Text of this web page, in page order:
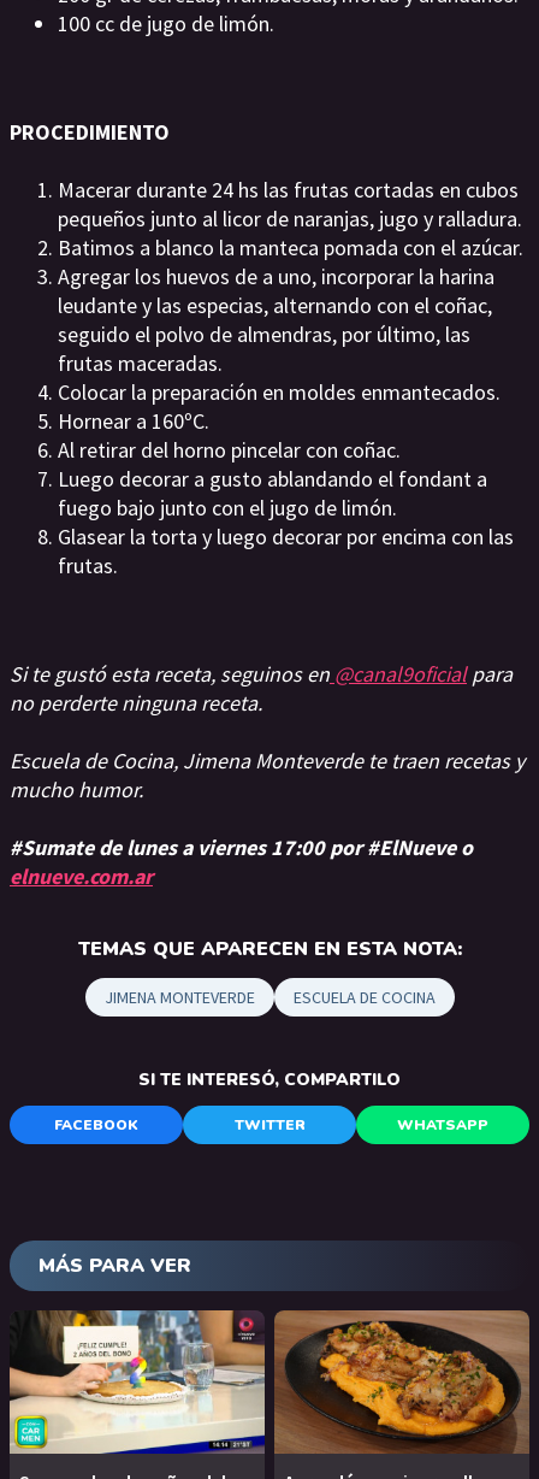
100 cc de jugo de limón.
PROCEDIMIENTO
Macerar durante 24 hs las frutas cortadas en cubos
pequeños junto al licor de naranjas, jugo y ralladura.
Batimos a blanco la manteca pomada con el azúcar.
Agregar los huevos de a uno, incorporar la harina
leudante y las especias, alternando con el coñac,
seguido el polvo de almendras, por último, las
frutas maceradas.
Colocar la preparación en moldes enmantecados.
Hornear a 160ºC.
Al retirar del horno pincelar con coñac.
Luego decorar a gusto ablandando el fondant a
fuego bajo junto con el jugo de limón.
Glasear la torta y luego decorar por encima con las
frutas.
Si te gustó esta receta, seguinos en @canal9oficialpara
no perderte ninguna receta.
Escuela de Cocina, Jimena Monteverde te traen recetas y
mucho humor.
#Sumate de lunes a viernes 17:00 por #ElNueve o
elnueve.com.ar
TEMAS QUE APARECEN EN ESTA NOTA:
JIMENA MONTEVERDE ESCUELA DE COCINA
SI TE INTERESÓ, COMPARTILO
FACEBOOK TWITTER WHATSAPP
MÁS PARA VER